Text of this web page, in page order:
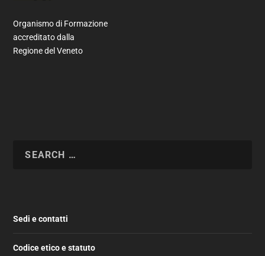
Organismo di Formazione
accreditato dalla
Regione del Veneto
Sedi e contatti
Codice etico e statuto